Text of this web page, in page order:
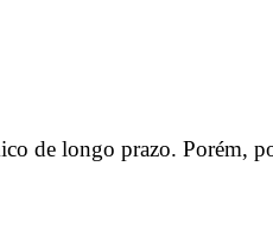
de longo prazo.